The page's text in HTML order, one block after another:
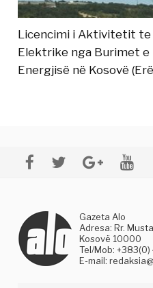
Licencimi i Aktivitetit
Elektrike nga Burimet
Energjisë në Kosovë
Gazeta Alo
Adresa: Rr.
Kosovë 10000
Tel/Mob: +383(0)
E-mail: